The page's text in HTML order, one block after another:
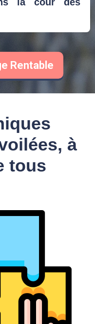
Rentable
à
tous